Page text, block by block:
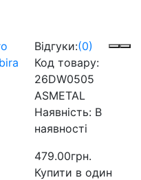
Відгуки:(0)
Код товару:
26DW0505
ASMETAL
Наявність: В
наявності
479.00грн.
Купити в один